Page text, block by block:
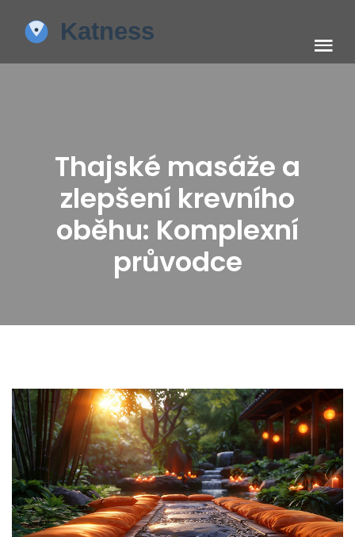
Thajské masáže a
zlepšení krevního
oběhu: Komplexní
průvodce